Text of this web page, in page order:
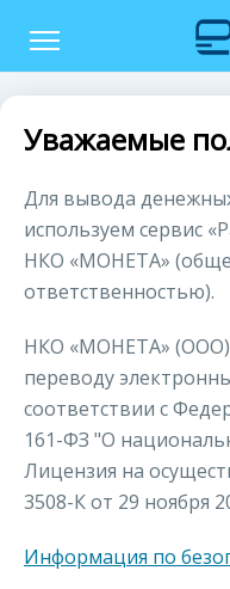
Уважаемые
Для вывода
используем сервис
НКО «МОНЕТА»
ответственностью).
НКО «МОНЕТА» (ООО)
переводу
соответствии с
161-ФЗ "О
Лицензия на
3508-К от 29 ноября
Информация по